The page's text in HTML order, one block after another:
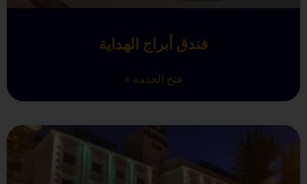
فندق أبراج الهداية
فتح الخدمة »